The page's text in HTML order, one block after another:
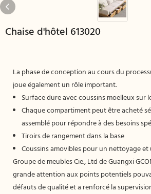
Chaise d'hôtel 613020
La phase de conception au cours du
joue également un rôle important.
Surface dure avec coussins moelleux sur
Chaque compartiment peut être acheté
assemblé pour répondre à des besoins
Tiroirs de rangement dans la base
Coussins amovibles pour un nettoyage
Groupe de meubles Cie., Ltd de Guangxi
grande attention aux points potentiels
défauts de qualité et a renforcé la